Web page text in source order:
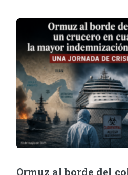
Ormuz al borde del